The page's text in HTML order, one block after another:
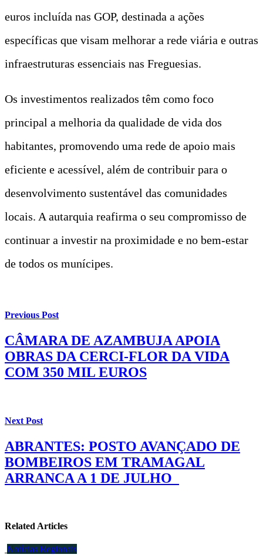
euros incluída nas GOP, destinada a ações
específicas que visam melhorar a rede viária e outras
infraestruturas essenciais nas Freguesias.
Os investimentos realizados têm como foco
principal a melhoria da qualidade de vida dos
habitantes, promovendo uma rede de apoio mais
eficiente e acessível, além de contribuir para o
desenvolvimento sustentável das comunidades
locais. A autarquia reafirma o seu compromisso de
continuar a investir na proximidade e no bem-estar
de todos os munícipes.
Previous Post
CÂMARA DE AZAMBUJA APOIA
OBRAS DA CERCI-FLOR DA VIDA
COM 350 MIL EUROS
Next Post
ABRANTES: POSTO AVANÇADO DE
BOMBEIROS EM TRAMAGAL
ARRANCA A 1 DE JULHO
Related Articles
Notícias Regionais